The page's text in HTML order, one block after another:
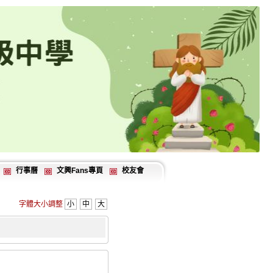
行事曆 文興Fans專頁 校友會
字體大小調整 小 中 大